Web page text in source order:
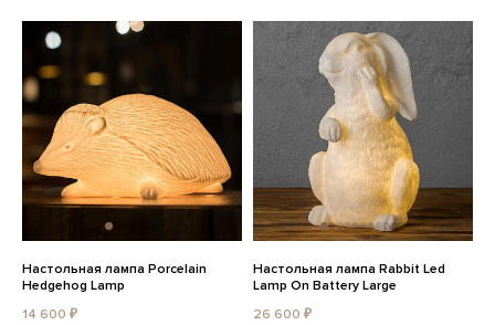
Настольная лампа Porcelain
Hedgehog Lamp
14 600 ₽
Настольная лампа Rabbit Led
Lamp On Battery Large
26 600 ₽